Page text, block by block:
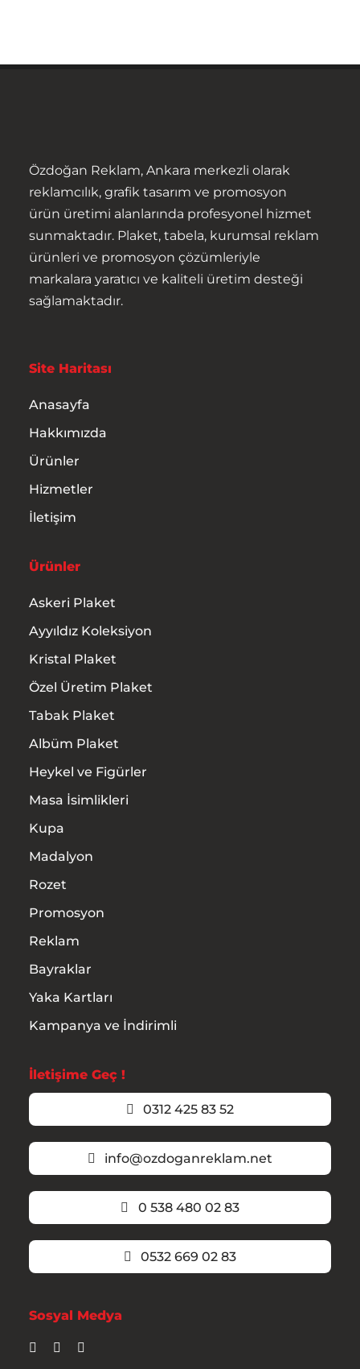
Özdoğan Reklam, Ankara merkezli olarak
reklamcılık, grafik tasarım ve promosyon
ürün üretimi alanlarında profesyonel hizmet
sunmaktadır. Plaket, tabela, kurumsal reklam
ürünleri ve promosyon çözümleriyle
markalara yaratıcı ve kaliteli üretim desteği
sağlamaktadır.
Site Haritası
Anasayfa
Hakkımızda
Ürünler
Hizmetler
İletişim
Ürünler
Askeri Plaket
Ayyıldız Koleksiyon
Kristal Plaket
Özel Üretim Plaket
Tabak Plaket
Albüm Plaket
Heykel ve Figürler
Masa İsimlikleri
Kupa
Madalyon
Rozet
Promosyon
Reklam
Bayraklar
Yaka Kartları
Kampanya ve İndirimli
İletişime Geç !
0312 425 83 52
info@ozdoganreklam.net
0 538 480 02 83
0532 669 02 83
Sosyal Medya
Anasayfa
Hakkımızda
Ürünler